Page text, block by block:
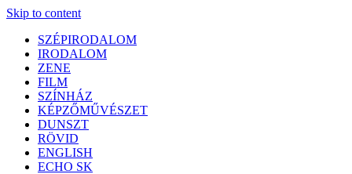
Skip to content
SZÉPIRODALOM
IRODALOM
ZENE
FILM
SZÍNHÁZ
KÉPZŐMŰVÉSZET
DUNSZT
RÖVID
ENGLISH
ECHO SK